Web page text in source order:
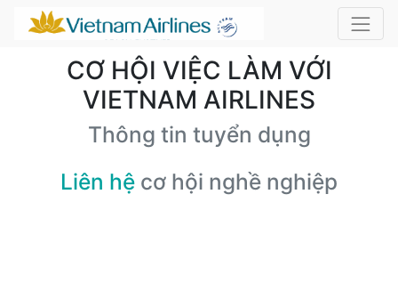
CƠ HỘI VIỆC LÀM VỚI
VIETNAM AIRLINES
Thông tin tuyển dụng
Liên hệ cơ hội nghề nghiệp